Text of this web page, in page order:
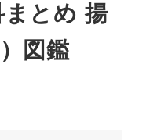
とめ 揚
図鑑